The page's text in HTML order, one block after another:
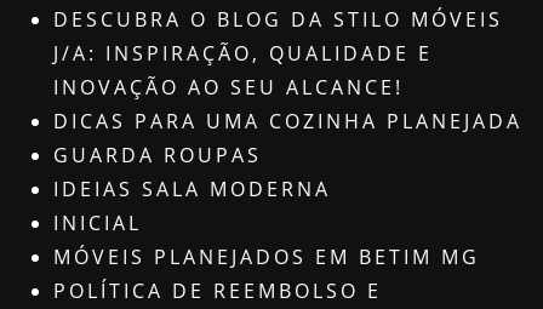
DESCUBRA O BLOG DA STILO MÓVEIS
J/A: INSPIRAÇÃO, QUALIDADE E
INOVAÇÃO AO SEU ALCANCE!
DICAS PARA UMA COZINHA PLANEJADA
GUARDA ROUPAS
IDEIAS SALA MODERNA
INICIAL
MÓVEIS PLANEJADOS EM BETIM MG
POLÍTICA DE REEMBOLSO E